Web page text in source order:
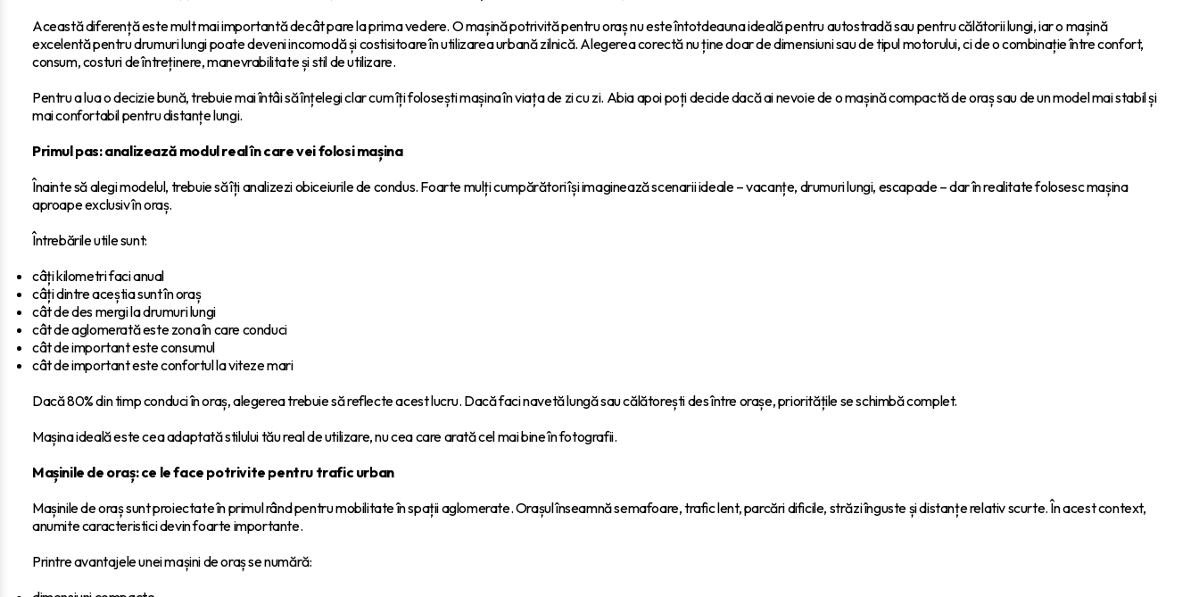
Această diferență este mult mai importantă decât pare la prima vedere. O mașină potrivită pentru oraș nu este întotdeauna ideală pentru autostradă sau pentru călătorii lungi, iar o mașină
excelentă pentru drumuri lungi poate deveni incomodă și costisitoare în utilizarea urbană zilnică. Alegerea corectă nu ține doar de dimensiuni sau de tipul motorului, ci de o combinație între confort,
consum, costuri de întreținere, manevrabilitate și stil de utilizare.
Pentru a lua o decizie bună, trebuie mai întâi să înțelegi clar cum îți folosești mașina în viața de zi cu zi. Abia apoi poți decide dacă ai nevoie de o mașină compactă de oraș sau de un model mai stabil și
mai confortabil pentru distanțe lungi.
Primul pas: analizează modul real în care vei folosi mașina
Înainte să alegi modelul, trebuie să îți analizezi obiceiurile de condus. Foarte mulți cumpărători își imaginează scenarii ideale – vacanțe, drumuri lungi, escapade – dar în realitate folosesc mașina
aproape exclusiv în oraș.
Întrebările utile sunt:
câți kilometri faci anual
câți dintre aceștia sunt în oraș
cât de des mergi la drumuri lungi
cât de aglomerată este zona în care conduci
cât de important este consumul
cât de important este confortul la viteze mari
Dacă 80% din timp conduci în oraș, alegerea trebuie să reflecte acest lucru. Dacă faci navetă lungă sau călătorești des între orașe, prioritățile se schimbă complet.
Mașina ideală este cea adaptată stilului tău real de utilizare, nu cea care arată cel mai bine în fotografii.
Mașinile de oraș: ce le face potrivite pentru trafic urban
Mașinile de oraș sunt proiectate în primul rând pentru mobilitate în spații aglomerate. Orașul înseamnă semafoare, trafic lent, parcări dificile, străzi înguste și distanțe relativ scurte. În acest context,
anumite caracteristici devin foarte importante.
Printre avantajele unei mașini de oraș se numără: